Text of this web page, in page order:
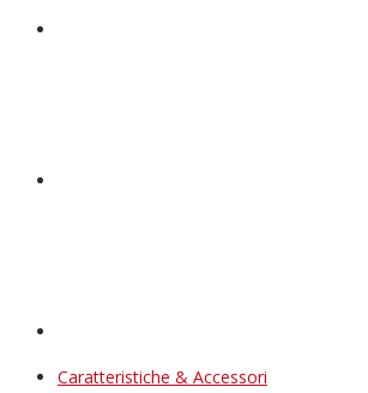
Caratteristiche & Accessori